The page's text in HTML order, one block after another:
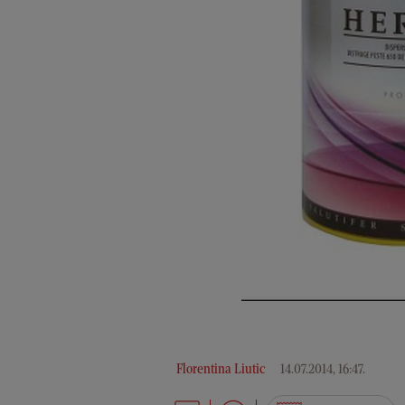
Florentina Liutic 14.07.2014, 16:47.